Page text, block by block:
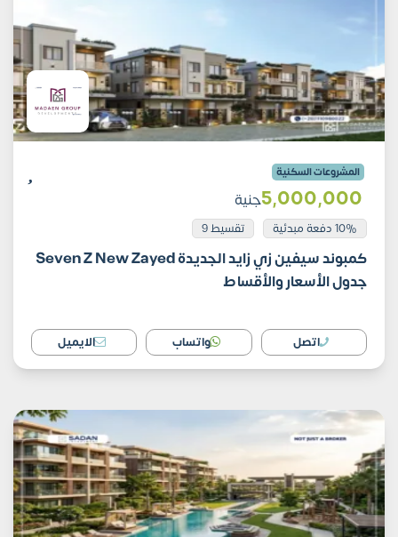
المشروعات السكنية
5٬000٬000جنية
10% دفعة مبدئية تقسيط 9
كمبوند سيفين زي زايد الجديدة Seven Z New Zayed
جدول الأسعار والأقساط
اتصل واتساب الايميل